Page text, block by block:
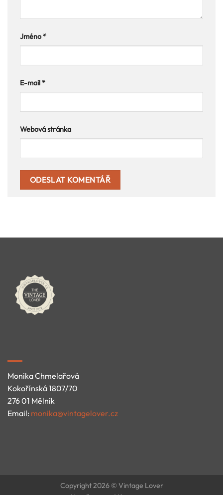
Jméno*
E-mail*
Webová stránka
Monika Chmelařová
Kokořínská 1807/70
276 01 Mělník
Email: monika@vintagelover.cz
Copyright 2026 © Vintage Lover